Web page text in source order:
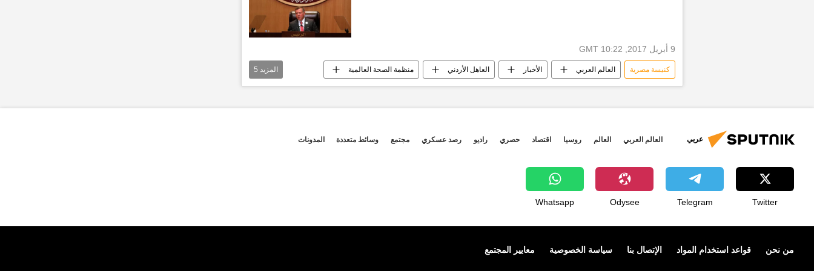
9 أبريل 2017, 10:22 GMT
كنيسة مصرية العالم العربي الأخبار العاهل الأردني منظمة الصحة العالمية
تفجير كنيسة مار جرجس أخبار مصر الآن مدينة طنطا إرهاب أخبار الأردن
المزيد 5
عربي العالم العربي العالم روسيا اقتصاد حصري راديو رصد عسكري مجتمع وسائط متعددة المدونات
Twitter
Telegram
Odysee
Whatsapp
من نحن قواعد استخدام المواد الإتصال بنا سياسة الخصوصية معايير المجتمع